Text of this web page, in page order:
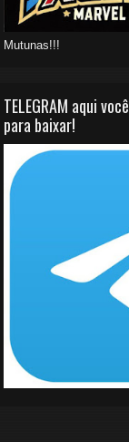
Mutunas!!!
TELEGRAM aqui
para baixar!